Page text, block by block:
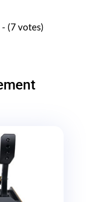
(7 votes)